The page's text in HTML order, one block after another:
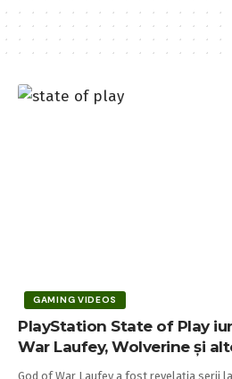
GAMING VIDEOS
PlayStation State of Play
War Laufey, Wolverine și
God of War Laufey a fost revelaţia serii